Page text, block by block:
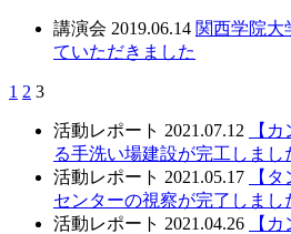
講演会 2019.06.14 関西学院大
ていただきました
1 2 3
活動レポート 2021.07.12
【
る手洗い場建設が完工しまし
活動レポート 2021.05.17
【
センターの視察が完了しまし
活動レポート 2021.04.26
【